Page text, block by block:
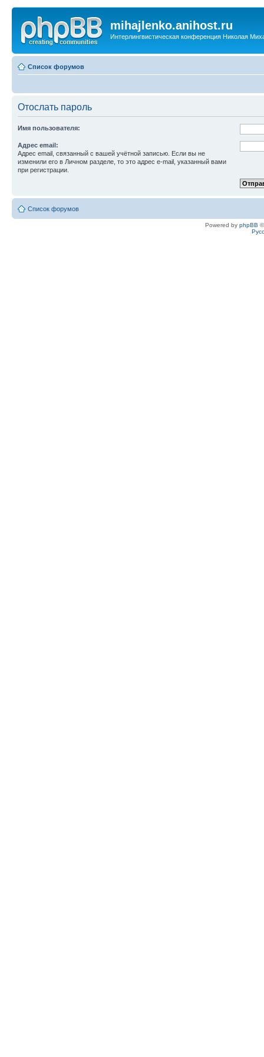
mihajlenko.anihost.ru
Интерлингвистическая конференция Николая
Список форумов
Отослать пароль
Имя пользователя:
Адрес email:
Адрес email, связанный с вашей учётной записью. Если вы не
изменили его в Личном разделе, то это адрес e-mail, указанный вами
при регистрации.
Список форумов
Powered by phpBB